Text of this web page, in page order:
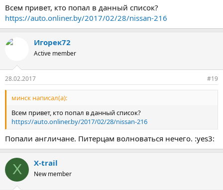
Всем привет, кто попал в данный список?
https://auto.onliner.by/2017/02/28/nissan-216
Игорек72
Active member
28.02.2017 #19
минск написал(а):
Всем привет, кто попал в данный список?
https://auto.onliner.by/2017/02/28/nissan-216
Попали англичане. Питерцам волноваться нечего. :yes3:
X X-trail
New member